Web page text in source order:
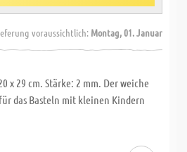
voraussichtlich: Montag, 01. Januar
x 29 cm. Stärke: 2 mm. Der weiche
das Basteln mit kleinen Kindern